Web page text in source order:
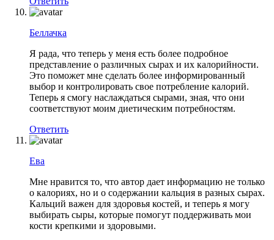
Беллачка
Я рада, что теперь у меня есть более подробное
представление о различных сырах и их калорийности.
Это поможет мне сделать более информированный
выбор и контролировать свое потребление калорий.
Теперь я смогу наслаждаться сырами, зная, что они
соответствуют моим диетическим потребностям.
Ответить
Ева
Мне нравится то, что автор дает информацию не только
о калориях, но и о содержании кальция в разных сырах.
Кальций важен для здоровья костей, и теперь я могу
выбирать сыры, которые помогут поддерживать мои
кости крепкими и здоровыми.